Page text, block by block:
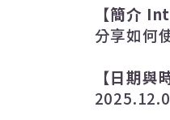
【簡介
分享如何
【日期與